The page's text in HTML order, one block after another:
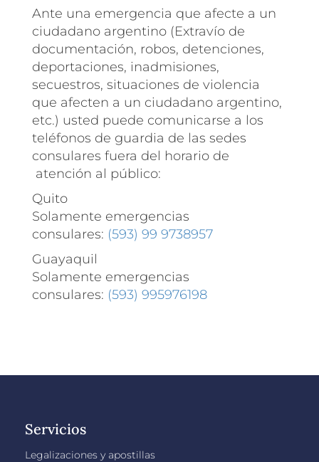
Ante una emergencia que afecte a un
ciudadano argentino (Extravío de
documentación, robos, detenciones,
deportaciones, inadmisiones,
secuestros, situaciones de violencia
que afecten a un ciudadano argentino,
etc.) usted puede comunicarse a los
teléfonos de guardia de las sedes
consulares fuera del horario de
atención al público:
Quito
Solamente emergencias
consulares: (593) 99 9738957
Guayaquil
Solamente emergencias
consulares: (593) 995976198
Servicios
Legalizaciones y apostillas